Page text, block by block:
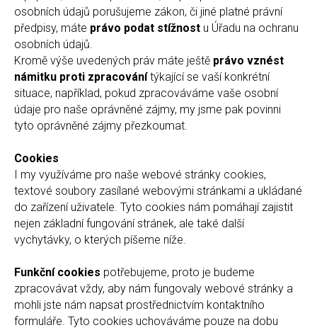
osobních údajů porušujeme zákon, či jiné platné právní
předpisy, máte právo podat stížnost u Úřadu na ochranu
osobních údajů.
Kromě výše uvedených práv máte ještě právo vznést
námitku proti zpracovánítýkající se vaší konkrétní
situace, například, pokud zpracováváme vaše osobní
údaje pro naše oprávněné zájmy, my jsme pak povinni
tyto oprávněné zájmy přezkoumat.
Cookies
I my využíváme pro naše webové stránky cookies,
textové soubory zasílané webovými stránkami a ukládané
do zařízení uživatele. Tyto cookies nám pomáhají zajistit
nejen základní fungování stránek, ale také další
vychytávky, o kterých píšeme níže.
Funkční cookies potřebujeme, proto je budeme
zpracovávat vždy, aby nám fungovaly webové stránky a
mohli jste nám napsat prostřednictvím kontaktního
formuláře. Tyto cookies uchováváme pouze na dobu